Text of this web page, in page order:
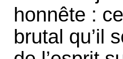
honnête :
brutal qu’il